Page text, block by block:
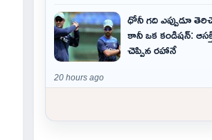
ధోనీ గది ఎప్పుడూ
కానీ ఒక కండిషన్:
చెప్పిన రహానే
20 hours ago